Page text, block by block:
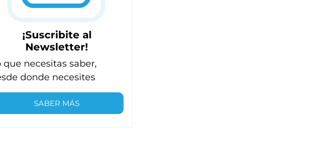
¡Suscribite al
Newsletter!
que necesitas saber,
donde necesites
SABER MÁS